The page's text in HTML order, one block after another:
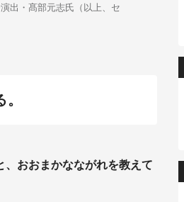
出・髙部元志氏（以上、セ
おおまかなながれを教えて